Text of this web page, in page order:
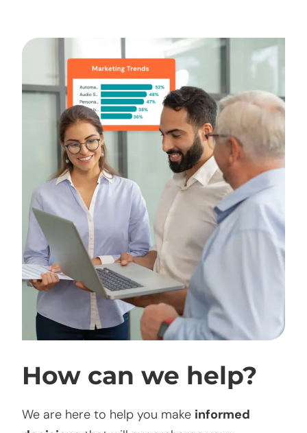
How can we help?
We are here to help you make informed